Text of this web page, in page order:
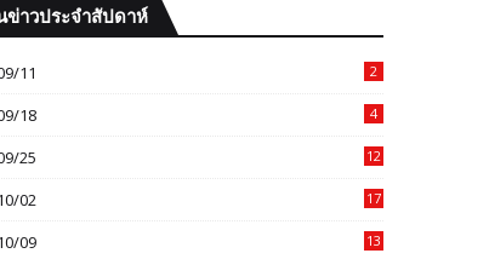
ข่าวประจำสัปดาห์
11 2
18 4
25 12
02 17
09 13